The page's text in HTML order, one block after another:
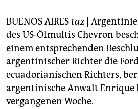
genossenschaft
epaper login
BUENOS AIRES taz|
des US-Ölmultis Chevron
einem entsprechenden
argentinischer Richter die
ecuadorianischen Richters,
argentinische Anwalt Enrique
vergangenen Woche.